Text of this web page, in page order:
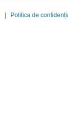
| Politica de